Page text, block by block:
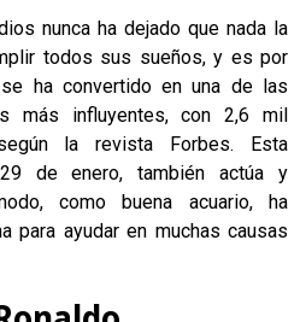
nunca ha dejado que nada la
todos sus sueños, y es por
ha convertido en una de las
más influyentes, con 2,6 mil
la revista Forbes. Esta
de enero, también actúa y
como buena acuario, ha
para ayudar en muchas causas